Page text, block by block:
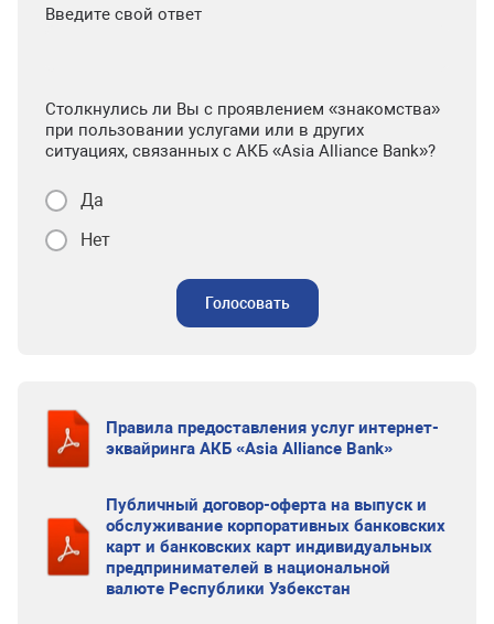
Введите свой ответ
Столкнулись ли Вы с проявлением «знакомства»
при пользовании услугами или в других
ситуациях, связанных с АКБ «Asia Alliance Bank»?
Да
Нет
Голосовать
Правила предоставления услуг интернет-
эквайринга АКБ «Asia Alliance Bank»
Публичный договор-оферта на выпуск и
обслуживание корпоративных банковских
карт и банковских карт индивидуальных
предпринимателей в национальной
валюте Республики Узбекстан